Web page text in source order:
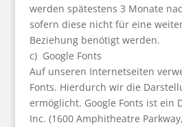
werden spätestens 3 Monate
sofern diese nicht für eine
Beziehung benötigt werden.
c) Google Fonts
Auf unseren Internetseiten
Fonts. Hierdurch wir die
ermöglicht. Google Fonts ist ein
Inc. (1600 Amphitheatre